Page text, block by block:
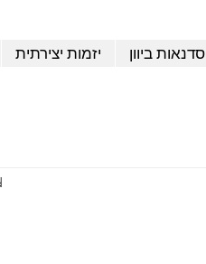
יזמות יצירתית סדנאות ביוון